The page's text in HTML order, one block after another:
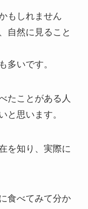
もしれません
自然に見ること
多いです。
たことがある人
と思います。
を知り、実際に
食べてみて分か